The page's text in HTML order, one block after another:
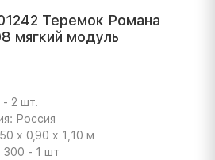
Теремок Романа
модуль
- 2 шт.
Россия
х 0,90 х 1,10 м
300 - 1 шт